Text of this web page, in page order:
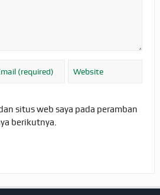
situs web saya pada peramban
berikutnya.